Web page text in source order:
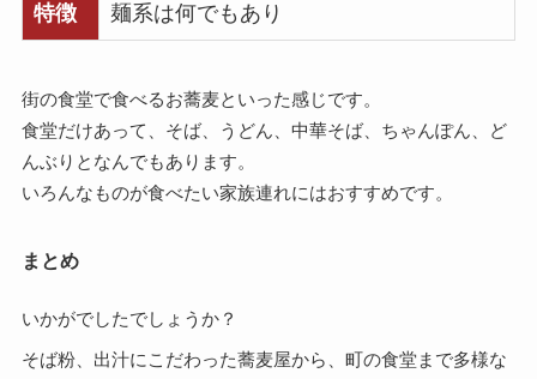
特徴 麺系は何でもあり
街の食堂で食べるお蕎麦といった感じです。
食堂だけあって、そば、うどん、中華そば、ちゃんぽん、ど
んぶりとなんでもあります。
いろんなものが食べたい家族連れにはおすすめです。
まとめ
いかがでしたでしょうか？
そば粉、出汁にこだわった蕎麦屋から、町の食堂まで多様な